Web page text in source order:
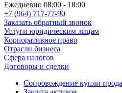
Ежедневно 08:00 - 18:00
+7 (964) 717-77-90
Заказать обратный звонок
Услуги юридическим лицам
Корпоративное право
Отрасли бизнеса
Сфера налогов
Договоры и сделки
Сопровождение купли-